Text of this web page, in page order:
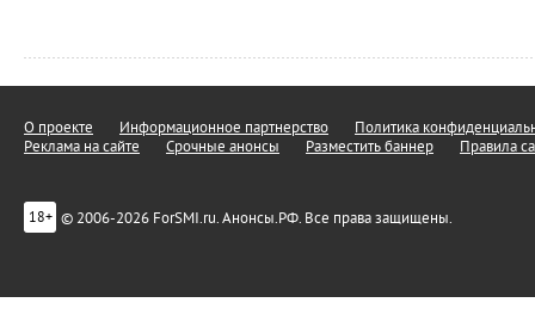
О проекте Информационное партнерство
Политика
Реклама на сайте
Срочные анонсы Разместить баннер Правила
18+ © 2006-2026 ForSMI.ru. Анонсы.РФ. Все права защищены.